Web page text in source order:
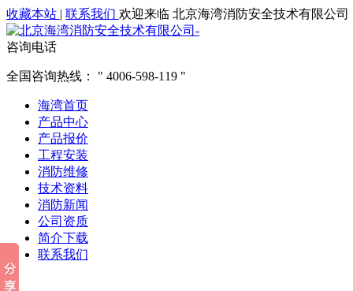
收藏本站 | 联系我们 欢迎来临 北京海湾消防安全技术有限公司
咨询电话
全国咨询热线： 4006-598-119
海湾首页
产品中心
产品报价
工程安装
消防维修
技术资料
消防新闻
公司资质
简介下载
联系我们
他们都在搜索: